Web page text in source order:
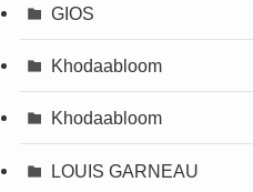
GIOS
Khodaabloom
Khodaabloom
LOUIS GARNEAU